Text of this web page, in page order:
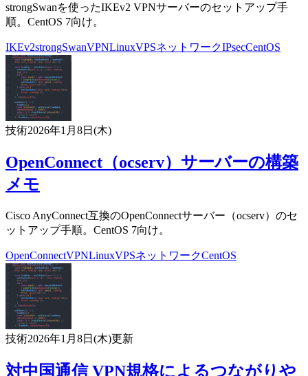
strongSwanを使ったIKEv2 VPNサーバーのセットアップ手
順。CentOS 7向け。
IKEv2strongSwanVPNLinuxVPSネットワークIPsecCentOS
技術2026年1月8日(木)
OpenConnect（ocserv）サーバーの構築
メモ
Cisco AnyConnect互換のOpenConnectサーバー（ocserv）のセ
ットアップ手順。CentOS 7向け。
OpenConnectVPNLinuxVPSネットワークCentOS
技術2026年1月8日(木)更新
対中国通信 VPN規格によるつながりや